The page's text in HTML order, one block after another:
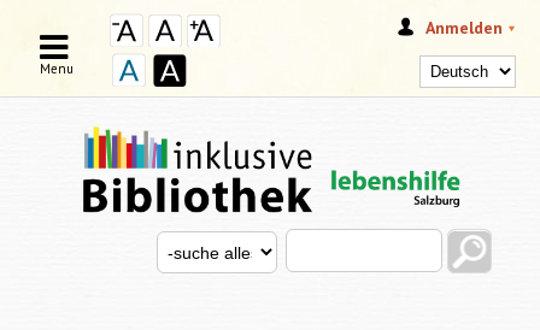
Anmelden
SUCHFORMULAR
Search this site
Search for
Menu